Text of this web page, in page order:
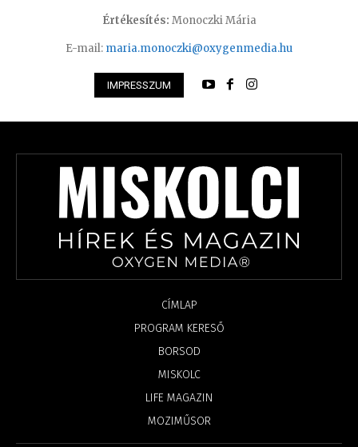
Értékesítés: Monoczki Mária
E-mail: maria.monoczki@oxygenmedia.hu
IMPRESSZUM
CÍMLAP
PROGRAM KERESŐ
BORSOD
MISKOLC
LIFE MAGAZIN
MOZIMŰSOR